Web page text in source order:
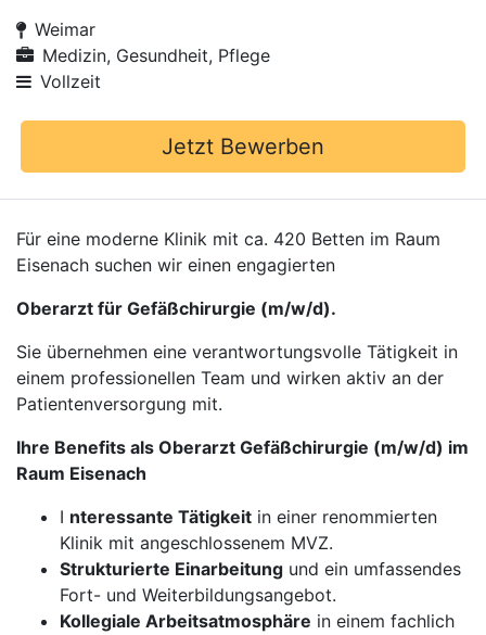
Weimar
Medizin, Gesundheit, Pflege
Vollzeit
Jetzt Bewerben
Für eine moderne Klinik mit ca. 420 Betten im Raum
Eisenach suchen wir einen engagierten
Oberarzt für Gefäßchirurgie (m/w/d).
Sie übernehmen eine verantwortungsvolle Tätigkeit in
einem professionellen Team und wirken aktiv an der
Patientenversorgung mit.
Ihre Benefits als Oberarzt Gefäßchirurgie (m/w/d) im
Raum Eisenach
I nteressante Tätigkeit in einer renommierten
Klinik mit angeschlossenem MVZ.
Strukturierte Einarbeitung und ein umfassendes
Fort- und Weiterbildungsangebot.
Kollegiale Arbeitsatmosphäre in einem fachlich